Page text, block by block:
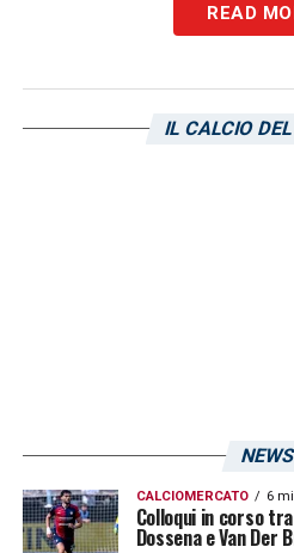
READ
IL CALCIO
NEWS
CALCIOMERCATO 6
Colloqui in corso
Dossena e Van Der